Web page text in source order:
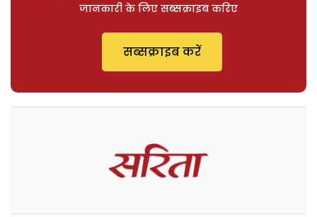
जानकारी के लिए सब्सक्राइब करिए
सब्सक्राइब करें